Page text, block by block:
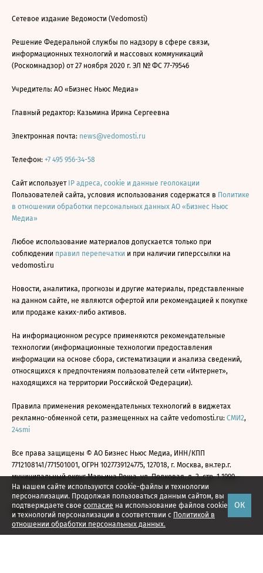
На нашем сайте используются cookie-файлы и технологии
персонализации. Продолжая пользоваться данным сайтом, вы
подтверждаете свое согласие на использование файлов cookie
и технологий персонализации в соответствии с Политикой в
отношении обработки персональных данных.
ОК
Сетевое издание Ведомости (Vedomosti)
Решение Федеральной службы по надзору в сфере связи,
информационных технологий и массовых коммуникаций
(Роскомнадзор) от 27 ноября 2020 г. ЭЛ № ФС 77-79546
Учредитель: АО «Бизнес Ньюс Медиа»
Главный редактор: Казьмина Ирина Сергеевна
Электронная почта: news@vedomosti.ru
Телефон: +7 495 956-34-58
Сайт использует IP адреса, cookie и данные геолокации
Пользователей сайта, условия использования содержатся в Политике
в отношении обработки персональных данных АО «Бизнес Ньюс
Медиа»
Любое использование материалов допускается только при
соблюдении правил перепечатки и при наличии гиперссылки на
vedomosti.ru
Новости, аналитика, прогнозы и другие материалы, представленные
на данном сайте, не являются офертой или рекомендацией к покупке
или продаже каких-либо активов.
На информационном ресурсе применяются рекомендательные
технологии (информационные технологии предоставления
информации на основе сбора, систематизации и анализа сведений,
относящихся к предпочтениям пользователей сети «Интернет»,
находящихся на территории Российской Федерации).
Правила применения рекомендательных технологий в виджетах
рекламно-обменной сети, размещенных на сайте vedomosti.ru: СМИ2,
24smi
Все права защищены © АО Бизнес Ньюс Медиа, ИНН/КПП
7712108141/771501001, ОГРН 1027739124775, 127018, г. Москва, вн.тер.г.
муниципальный округ Марьина Роща, ул. Полковая, д. 3, стр. 1 1999—
2026